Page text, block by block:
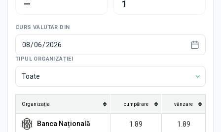
Transferuri de bani
— 1
CURS VALUTAR DIN
TIPUL ORGANIZAȚIEI
Toate
Organizația cumpărare vânzare
Banca Națională 1.89 1.89